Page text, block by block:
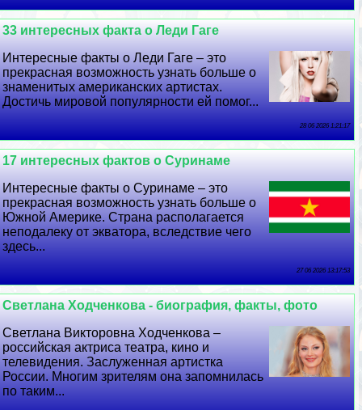
33 интересных факта о Леди Гаге
Интересные факты о Леди Гаге – это
прекрасная возможность узнать больше о
знаменитых американских артистах.
Достичь мировой популярности ей помог...
28 06 2026 1:21:17
17 интересных фактов о Суринаме
Интересные факты о Суринаме – это
прекрасная возможность узнать больше о
Южной Америке. Страна располагается
неподалеку от экватора, вследствие чего
здесь...
27 06 2026 13:17:53
Светлана Ходченкова - биография, факты, фото
Светлана Викторовна Ходченкова –
российская актриса театра, кино и
телевидения. Заслуженная артистка
России. Многим зрителям она запомнилась
по таким...